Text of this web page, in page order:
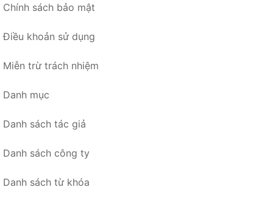
Chính sách bảo mật
Điều khoản sử dụng
Miễn trừ trách nhiệm
Danh mục
Danh sách tác giả
Danh sách công ty
Danh sách từ khóa